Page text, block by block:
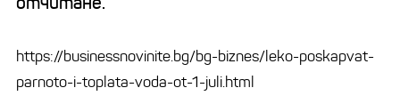
https://businessnovinite.bg/bg-biznes/leko-poskapvat-
parnoto-i-toplata-voda-ot-1-juli.html